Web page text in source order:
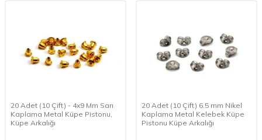
20 Adet (10 Çift) - 4x9 Mm Sarı
Kaplama Metal Küpe Pistonu,
Küpe Arkalığı
20 Adet (10 Çift) 6.5 mm Nikel
Kaplama Metal Kelebek Küpe
Pistonu Küpe Arkalığı